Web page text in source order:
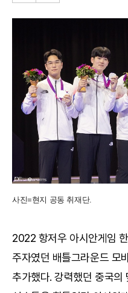
사진=현지 공동 취재단.
2022 항저우 아시안게임
주자였던 배틀그라운드 모
추가했다. 강력했던 중국의